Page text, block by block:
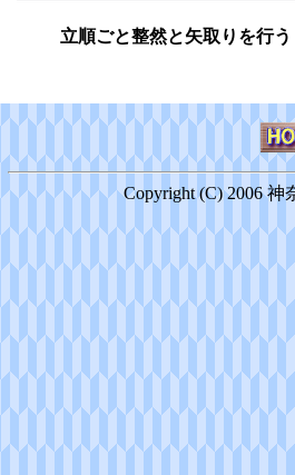
立順ごと整然と矢取りを行う
Copyright (C) 2006 神